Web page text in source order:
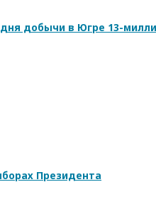
добычи в Югре 13-
Президента